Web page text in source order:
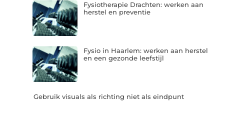
Fysiotherapie Drachten: werken aan
herstel en preventie
Fysio in Haarlem: werken aan herstel
en een gezonde leefstijl
Gebruik visuals als richting niet als eindpunt